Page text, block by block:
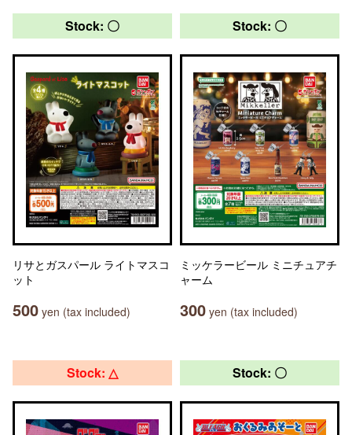
Stock: 〇
リサとガスパール ライトマスコ
ット
500 yen (tax included)
Stock: 〇
ミッケラービール ミニチュアチ
ャーム
300 yen (tax included)
Stock: △ Stock: 〇